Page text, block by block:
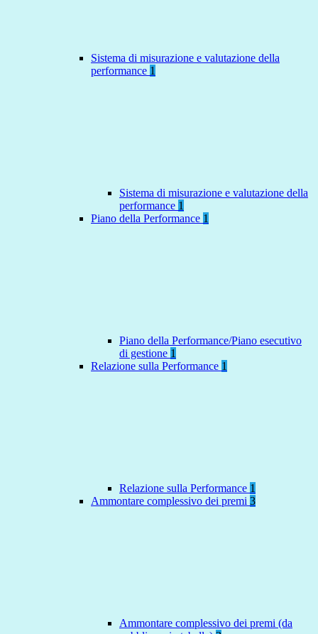
Sistema di misurazione e valutazione della
performance 1
Sistema di misurazione e valutazione della
performance 1
Piano della Performance 1
Piano della Performance/Piano esecutivo
di gestione 1
Relazione sulla Performance 1
Relazione sulla Performance 1
Ammontare complessivo dei premi 3
Ammontare complessivo dei premi (da